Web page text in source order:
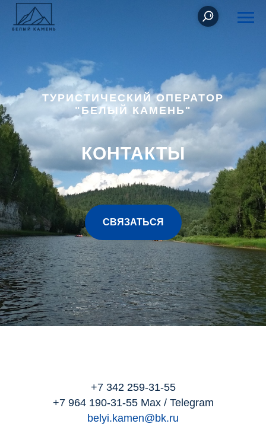
ТУРИСТИЧЕСКИЙ ОПЕРАТОР
"БЕЛЫЙ КАМЕНЬ"
КОНТАКТЫ
СВЯЗАТЬСЯ
+7 342 259-31-55
+7 964 190-31-55Max / Telegram
belyi.kamen@bk.ru